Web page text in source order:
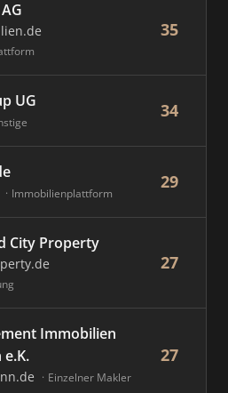
35
UG 34
Immobilienplattform
29
City Property
27
Immobilien
Einzelner Makler
27